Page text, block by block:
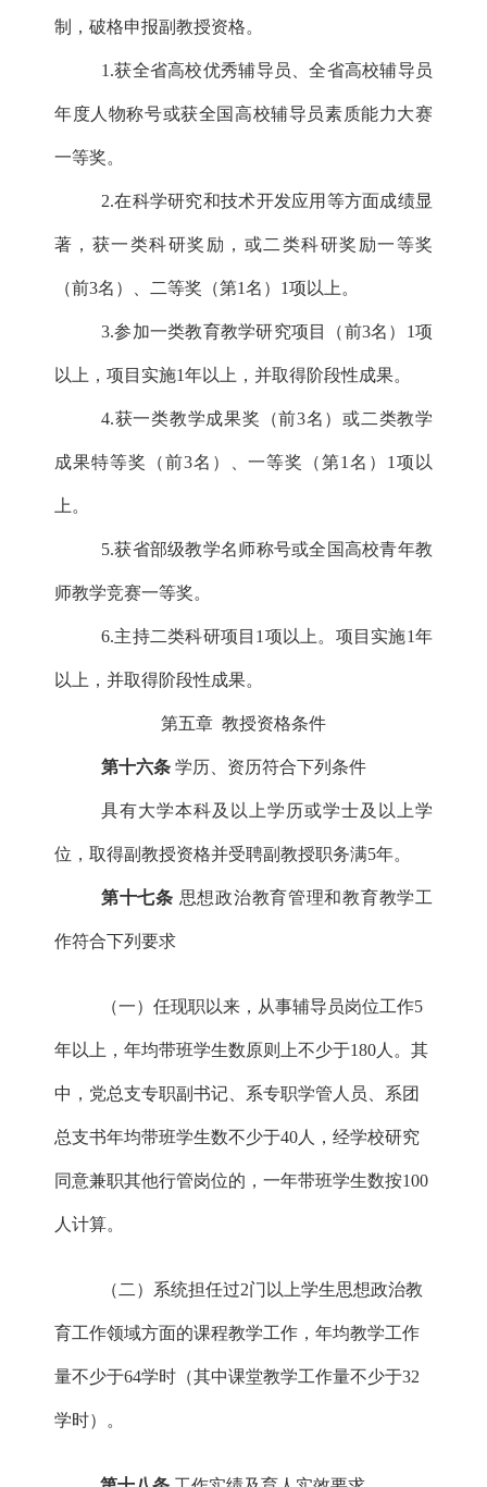
制，破格申报副教授资格。
1.获全省高校优秀辅导员、全省高校辅导员
年度人物称号或获全国高校辅导员素质能力大赛
一等奖。
2.在科学研究和技术开发应用等方面成绩显
著，获一类科研奖励，或二类科研奖励一等奖
（前3名）、二等奖（第1名）1项以上。
3.参加一类教育教学研究项目（前3名）1项
以上，项目实施1年以上，并取得阶段性成果。
4.获一类教学成果奖（前3名）或二类教学
成果特等奖（前3名）、一等奖（第1名）1项以
上。
5.获省部级教学名师称号或全国高校青年教
师教学竞赛一等奖。
6.主持二类科研项目1项以上。项目实施1年
以上，并取得阶段性成果。
第五章 教授资格条件
第十六条 学历、资历符合下列条件
具有大学本科及以上学历或学士及以上学
位，取得副教授资格并受聘副教授职务满5年。
第十七条 思想政治教育管理和教育教学工
作符合下列要求
（一）任现职以来，从事辅导员岗位工作5
年以上，年均带班学生数原则上不少于180人。 其
中，党总支专职副书记、系专职学管人员、系团
总支书年均带班学生数不少于40人，经学校研究
同意兼职其他行管岗位的，一年带班学生数按100
人计算。
（二）系统担任过2门以上学生思想政治教
育工作领域方面的课程教学工作，年均教学工作
量不少于64学时（其中课堂教学工作量不少于32
学时）。